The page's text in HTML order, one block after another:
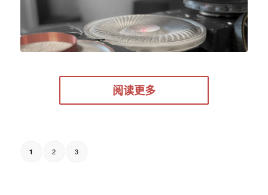
阅读更多
1 2 3